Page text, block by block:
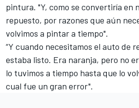
pintura. "Y, como se convertiría en
repuesto, por razones que aún
volvimos a pintar a tiempo".
“Y cuando necesitamos el auto de
estaba listo. Era naranja, pero no
lo tuvimos a tiempo hasta que lo
cual fue un gran error".